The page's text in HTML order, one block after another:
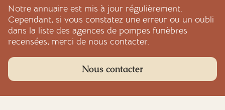
Notre annuaire est mis à jour régulièrement.
Cependant, si vous constatez une erreur ou un oubli
dans la liste des agences de pompes funèbres
recensées, merci de nous contacter.
Nous contacter